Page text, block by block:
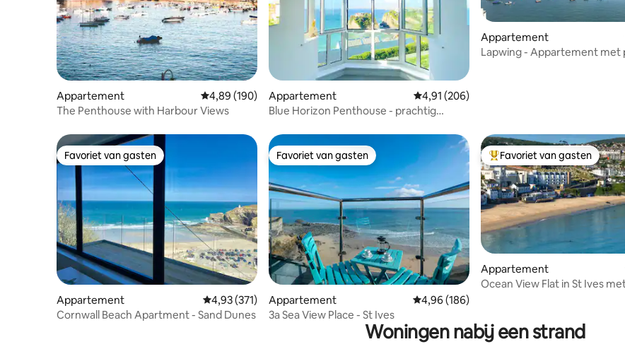
Appartement Gemiddelde beoordeling van 4,89 op 5, 190 recensies
4,89 (190)
The Penthouse with Harbour Views
Appartement Gemiddelde beoordeling van 4,91 op 5, 206
4,91 (206)
Blue Horizon Penthouse - prachtig
Appartement
Lapwing - Appartement met
Favoriet van gasten
Favoriet van gasten
Appartement Gemiddelde beoordeling van 4,93 op 5, 371 recensies
4,93 (371)
Cornwall Beach Apartment - Sand Dunes
Favoriet van gasten
Favoriet van gasten
Appartement Gemiddelde beoordeling van 4,96 op 5, 186
4,96 (186)
3a Sea View Place - St Ives
Topfavoriet van gasten
Favoriet van gasten
Appartement
Ocean View Flat in St Ives
Woningen nabij een strand